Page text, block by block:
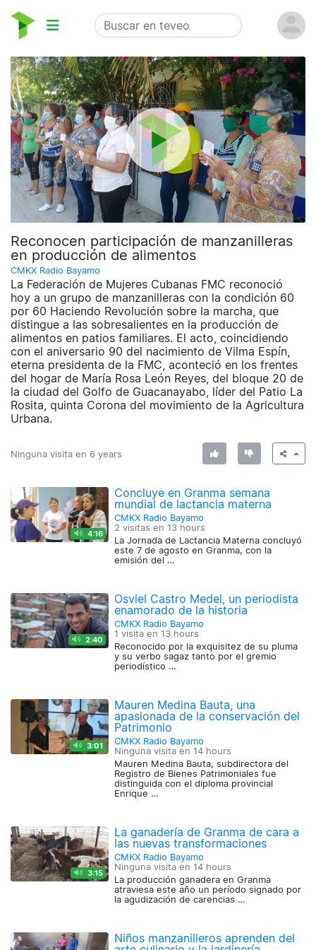
Reconocen participación de manzanilleras
en producción de alimentos
CMKX Radio Bayamo
La Federación de Mujeres Cubanas FMC reconoció
hoy a un grupo de manzanilleras con la condición 60
por 60 Haciendo Revolución sobre la marcha, que
distingue a las sobresalientes en la producción de
alimentos en patios familiares. El acto, coincidiendo
con el aniversario 90 del nacimiento de Vilma Espín,
eterna presidenta de la FMC, aconteció en los frentes
del hogar de María Rosa León Reyes, del bloque 20 de
la ciudad del Golfo de Guacanayabo, líder del Patio La
Rosita, quinta Corona del movimiento de la Agricultura
Urbana.
Ninguna visita en 6 years
4:16
Concluye en Granma semana
mundial de lactancia materna
CMKX Radio Bayamo
2 visitas en 13 hours
La Jornada de Lactancia Materna concluyó
este 7 de agosto en Granma, con la
emisión del …
2:40
Osviel Castro Medel, un periodista
enamorado de la historia
CMKX Radio Bayamo
1 visita en 13 hours
Reconocido por la exquisitez de su pluma
y su verbo sagaz tanto por el gremio
periodístico …
3:01
Mauren Medina Bauta, una
apasionada de la conservación del
Patrimonio
CMKX Radio Bayamo
Ninguna visita en 14 hours
Mauren Medina Bauta, subdirectora del
Registro de Bienes Patrimoniales fue
distinguida con el diploma provincial
Enrique …
3:15
La ganadería de Granma de cara a
las nuevas transformaciones
CMKX Radio Bayamo
Ninguna visita en 14 hours
La producción ganadera en Granma
atraviesa este año un período signado por
la agudización de carencias …
Niños manzanilleros aprenden del